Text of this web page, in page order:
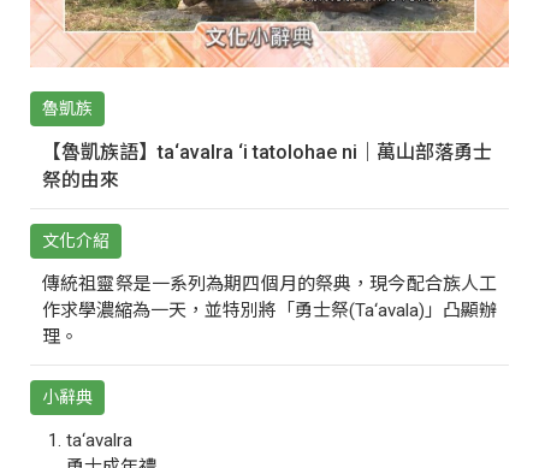
魯凱族
【魯凱族語】ta‘avalra ‘i tatolohae ni｜萬山部落勇士
祭的由來
文化介紹
傳統祖靈祭是一系列為期四個月的祭典，現今配合族人工
作求學濃縮為一天，並特別將「勇士祭(Ta‘avala)」凸顯辦
理。
小辭典
ta‘avalra